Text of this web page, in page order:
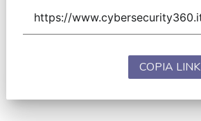
COPIA LINK